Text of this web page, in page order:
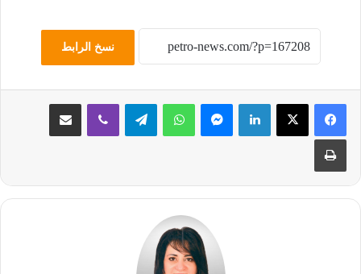
نسخ الرابط
لينكدإن ماسنجر واتساب تيلقرام ڤايبر مشاركة عبر البريد
طباعة